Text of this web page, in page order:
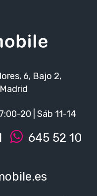
6, Bajo 2,
20 | Sáb 11-14
645 52 10